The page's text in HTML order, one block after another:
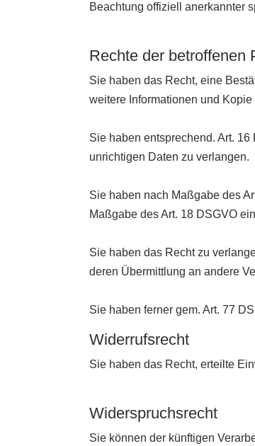
Beachtung offiziell anerkannter
Rechte der betroffenen
Sie haben das Recht, eine
weitere Informationen und
Sie haben entsprechend. Art.
unrichtigen Daten zu verlangen.
Sie haben nach Maßgabe des
Maßgabe des Art. 18 DSGVO
Sie haben das Recht zu
deren Übermittlung an andere
Sie haben ferner gem. Art. 77
Widerrufsrecht
Sie haben das Recht, erteilte
Widerspruchsrecht
Sie können der künftigen